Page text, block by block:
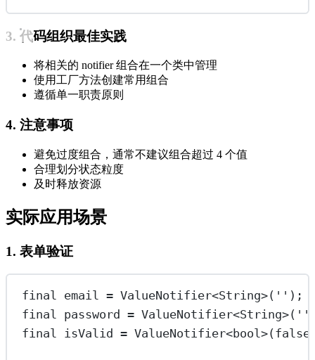
3. 代码组织最佳实践
将相关的 notifier 组合在一个类中管理
使用工厂方法创建常用组合
遵循单一职责原则
4. 注意事项
避免过度组合，通常不建议组合超过 4 个值
合理划分状态粒度
及时释放资源
实际应用场景
1. 表单验证
final email = ValueNotifier<String>( '' );
final
password = ValueNotifier<String>( ''
final
isValid = ValueNotifier<bool>(false